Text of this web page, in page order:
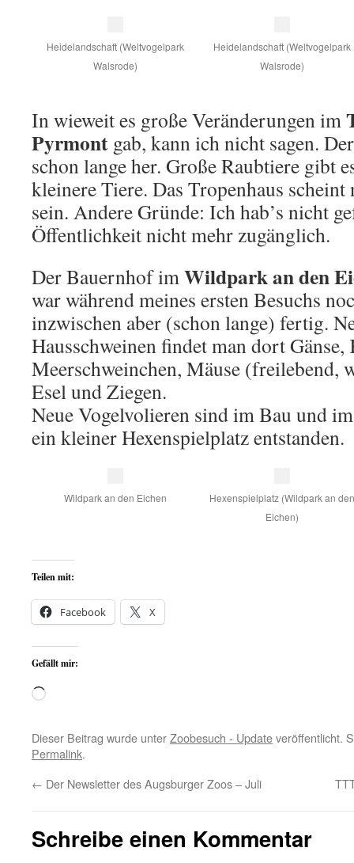
Heidelandschaft (Weltvogelpark
Walsrode)
Heidelandschaft (Weltvogelpark
Walsrode)
In wieweit es große Veränderungen im
Pyrmont gab, kann ich nicht sagen.
schon lange her. Große Raubtiere gibt
kleinere Tiere. Das Tropenhaus
sein. Andere Gründe: Ich hab’s nicht
Öffentlichkeit nicht mehr zugänglich.
Der Bauernhof imWildpark an den
war während meines ersten Besuchs
inzwischen aber (schon lange) fertig.
Hausschweinen findet man dort Gänse,
Meerschweinchen, Mäuse (freilebend,
Esel und Ziegen.
Neue Vogelvolieren sind im Bau und
ein kleiner Hexenspielplatz entstanden.
Wildpark an den Eichen
Hexenspielplatz (Wildpark an den
Eichen)
Teilen mit:
Facebook X
Gefällt mir:
Wird
Dieser Beitrag wurde unterZoobesuch - Updateveröffentlicht.
Permalink.
← Der Newsletter des Augsburger Zoos – Juli
Schreibe einen Kommentar